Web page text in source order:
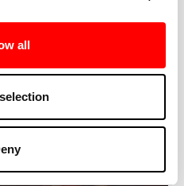
all
in buone mani. I nostri
offrono opzioni per
subito sicuro di te.